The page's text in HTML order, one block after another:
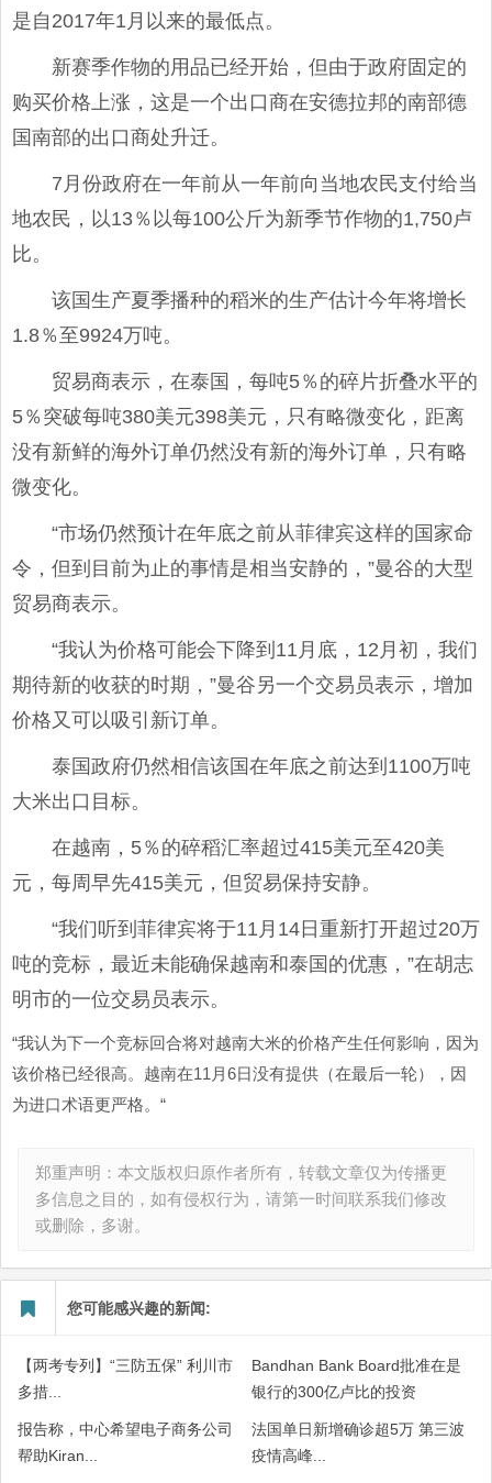
是自2017年1月以来的最低点。
新赛季作物的用品已经开始，但由于政府固定的
购买价格上涨，这是一个出口商在安德拉邦的南部德
国南部的出口商处升迁。
7月份政府在一年前从一年前向当地农民支付给当
地农民，以13％以每100公斤为新季节作物的1,750卢
比。
该国生产夏季播种的稻米的生产估计今年将增长
1.8％至9924万吨。
贸易商表示，在泰国，每吨5％的碎片折叠水平的
5％突破每吨380美元398美元，只有略微变化，距离
没有新鲜的海外订单仍然没有新的海外订单，只有略
微变化。
“市场仍然预计在年底之前从菲律宾这样的国家命
令，但到目前为止的事情是相当安静的，”曼谷的大型
贸易商表示。
“我认为价格可能会下降到11月底，12月初，我们
期待新的收获的时期，”曼谷另一个交易员表示，增加
价格又可以吸引新订单。
泰国政府仍然相信该国在年底之前达到1100万吨
大米出口目标。
在越南，5％的碎稻汇率超过415美元至420美
元，每周早先415美元，但贸易保持安静。
“我们听到菲律宾将于11月14日重新打开超过20万
吨的竞标，最近未能确保越南和泰国的优惠，”在胡志
明市的一位交易员表示。
“我认为下一个竞标回合将对越南大米的价格产生任何影响，因为
该价格已经很高。越南在11月6日没有提供（在最后一轮），因
为进口术语更严格。“
郑重声明：本文版权归原作者所有，转载文章仅为传播更
多信息之目的，如有侵权行为，请第一时间联系我们修改
或删除，多谢。
您可能感兴趣的新闻:
【两考专列】“三防五保” 利川市
多措...
Bandhan Bank Board批准在是
银行的300亿卢比的投资
报告称，中心希望电子商务公司
帮助Kiran...
法国单日新增确诊超5万 第三波
疫情高峰...